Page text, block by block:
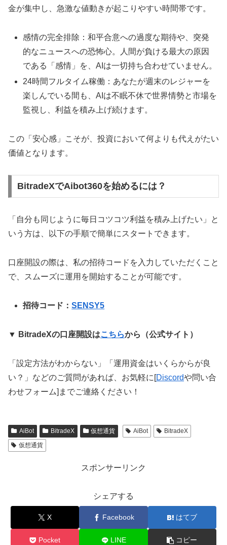
金が集中し、急激な値動きが起こりやすい時間帯です。
感情の完全排除：和平合意への過度な期待や、突発
的なニュースへの恐怖心。人間が負ける最大の原因
である「感情」を、AIは一切持ち合わせていません。
24時間フルタイム稼働：あなたが週末のレジャーを
楽しんでいる間も、AIは不眠不休で世界情勢と市場を
監視し、利益を積み上げ続けます。
この「安心感」こそが、投資において何よりも代えがたい
価値となります。
BitradeXでAibot360を始めるには？
「自分も同じように毎日コツコツ利益を積み上げたい」と
いう方は、以下の手順で簡単にスタートできます。
口座開設の際は、私の招待コードを入力していただくこと
で、スムーズに運用を開始することが可能です。
招待コード：SENSY5
▼ BitradeXの口座開設はこちらから（公式サイト）
「設定方法がわからない」「運用資金はいくらからが良
い？」などのご質問があれば、お気軽に[Discordや問い合
わせフォーム]までご連絡ください！
AiBot BitradeX 仮想通貨 AiBot
BitradeX
仮想通貨
スポンサーリンク
シェアする
X Facebook はてブ
Pocket LINE コピー